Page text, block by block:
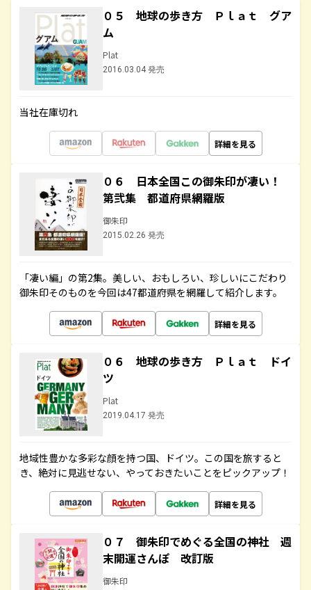
０５ 地球の歩き方 Ｐｌａｔ グア
ム
Plat
2016.03.04 発売
当社在庫切れ
詳細を見る
０６ 日本全国この御朱印が凄い！
第弐集 都道府県網羅版
御朱印
2015.02.26 発売
「凄い編」の第2集。美しい、おもしろい、珍しいにこだわり
御朱印そのものを今回は47都道府県を網羅して紹介します。
詳細を見る
０６ 地球の歩き方 Ｐｌａｔ ドイ
ツ
Plat
2019.04.17 発売
地域性豊かな多彩な顔を持つ国、ドイツ。この国を旅すると
き、絶対に見逃せない、やっておきたいことをピックアップ！
詳細を見る
０７ 御朱印でめぐる全国の神社 週
末開運さんぽ 改訂版
御朱印